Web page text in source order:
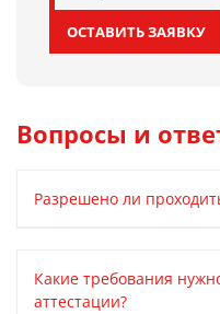
ОСТАВИТЬ ЗАЯВКУ
Вопросы и
Разрешено ли
Какие требования
аттестации?